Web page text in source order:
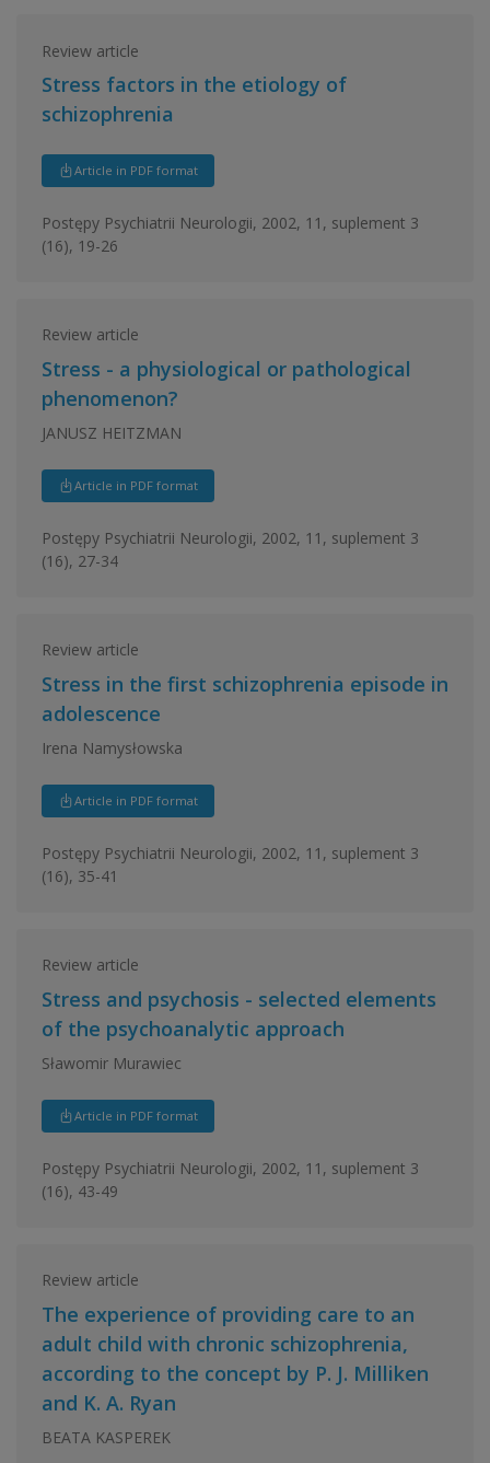
Review article
Stress factors in the etiology of
schizophrenia
Article in PDF format
Postępy Psychiatrii Neurologii, 2002, 11, suplement 3
(16), 19-26
Review article
Stress - a physiological or pathological
phenomenon?
JANUSZ HEITZMAN
Article in PDF format
Postępy Psychiatrii Neurologii, 2002, 11, suplement 3
(16), 27-34
Review article
Stress in the first schizophrenia episode in
adolescence
Irena Namysłowska
Article in PDF format
Postępy Psychiatrii Neurologii, 2002, 11, suplement 3
(16), 35-41
Review article
Stress and psychosis - selected elements
of the psychoanalytic approach
Sławomir Murawiec
Article in PDF format
Postępy Psychiatrii Neurologii, 2002, 11, suplement 3
(16), 43-49
Review article
The experience of providing care to an
adult child with chronic schizophrenia,
according to the concept by P. J. Milliken
and K. A. Ryan
BEATA KASPEREK